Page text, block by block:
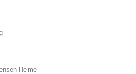
Helme